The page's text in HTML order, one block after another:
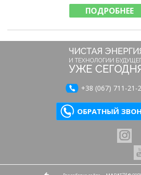
ПОДРОБНЕЕ
ЧИСТАЯ
И ТЕХНОЛОГИИ
УЖЕ
+38 (067) 711-21-
ОБРАТНЫЙ